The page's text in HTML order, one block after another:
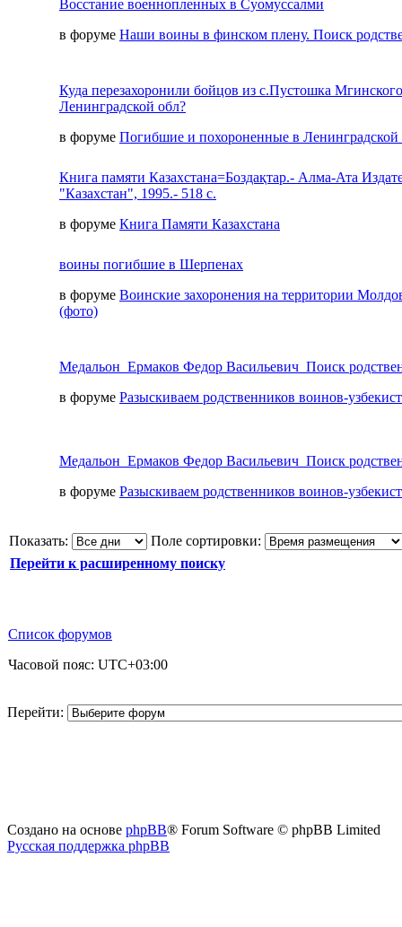
Восстание военнопленных в Суомуссалми
в форуме Наши воины в финском плену. Поиск
Куда перезахоронили бойцов из с.Пустошка
Ленинградской обл?
в форуме Погибшие и похороненные в Ленинградской
Книга памяти Казахстана=Боздақтар.- Алма-Ата
"Казахстан", 1995.- 518 с.
в форуме Книга Памяти Казахстана
воины погибшие в Шерпенах
в форуме Воинские захоронения на территории
(фото)
Медальон_Ермаков Федор Васильевич_Поиск
в форуме Разыскиваем родственников воинов-
Медальон_Ермаков Федор Васильевич_Поиск
в форуме Разыскиваем родственников воинов-
Показать:
Поле сортировки:
Перейти к расширенному поиску
Список форумов
Часовой пояс: UTC+03:00
Перейти:
Создано на основе phpBB® Forum Software © phpBB Limited
Русская поддержка phpBB